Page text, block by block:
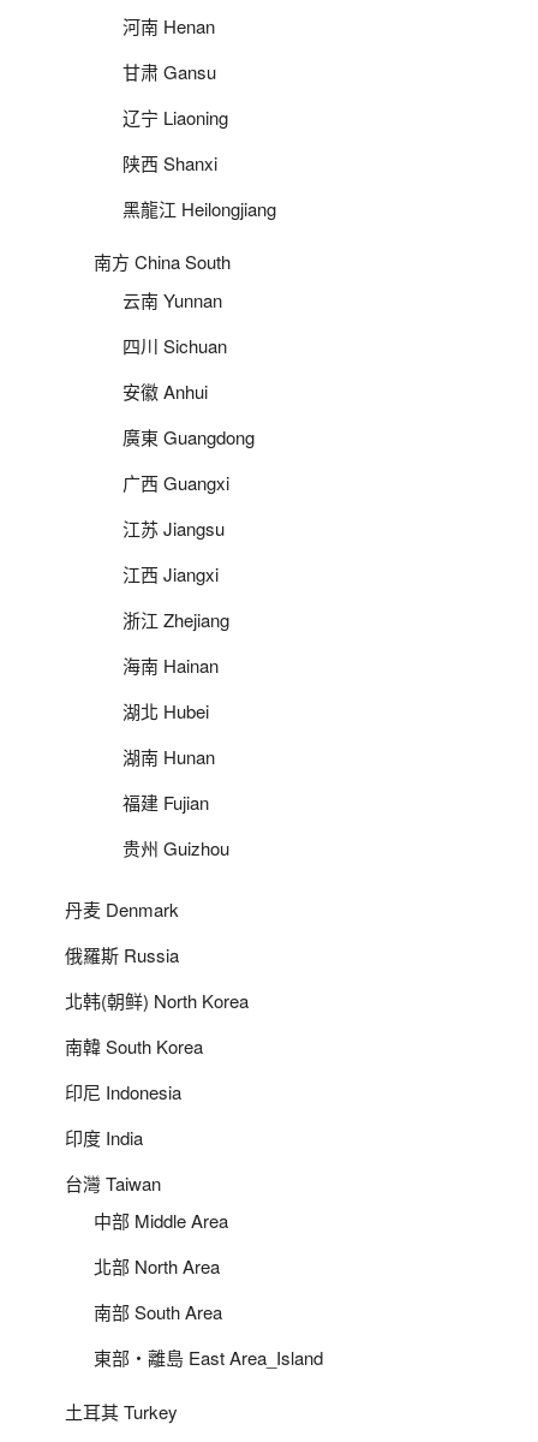
河南 Henan
甘肃 Gansu
辽宁 Liaoning
陕西 Shanxi
黑龍江 Heilongjiang
南方 China South
云南 Yunnan
四川 Sichuan
安徽 Anhui
廣東 Guangdong
广西 Guangxi
江苏 Jiangsu
江西 Jiangxi
浙江 Zhejiang
海南 Hainan
湖北 Hubei
湖南 Hunan
福建 Fujian
贵州 Guizhou
丹麦 Denmark
俄羅斯 Russia
北韩(朝鲜) North Korea
南韓 South Korea
印尼 Indonesia
印度 India
台灣 Taiwan
中部 Middle Area
北部 North Area
南部 South Area
東部‧離島 East Area_Island
土耳其 Turkey